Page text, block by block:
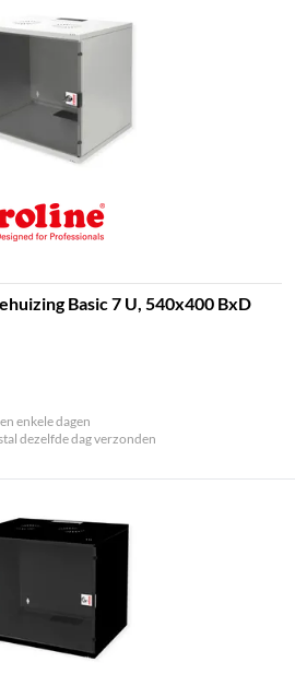
Basic 7 U, 540x400 BxD
enkele dagen
dezelfde dag verzonden